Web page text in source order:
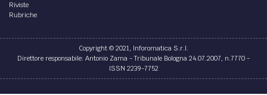
Riviste
Rubriche
Copyright © 2021, Inforomatica S.r.l.
Direttore responsabile: Antonio Zama - Tribunale Bologna 24.07.2007, n.7770 -
ISSN 2239-7752